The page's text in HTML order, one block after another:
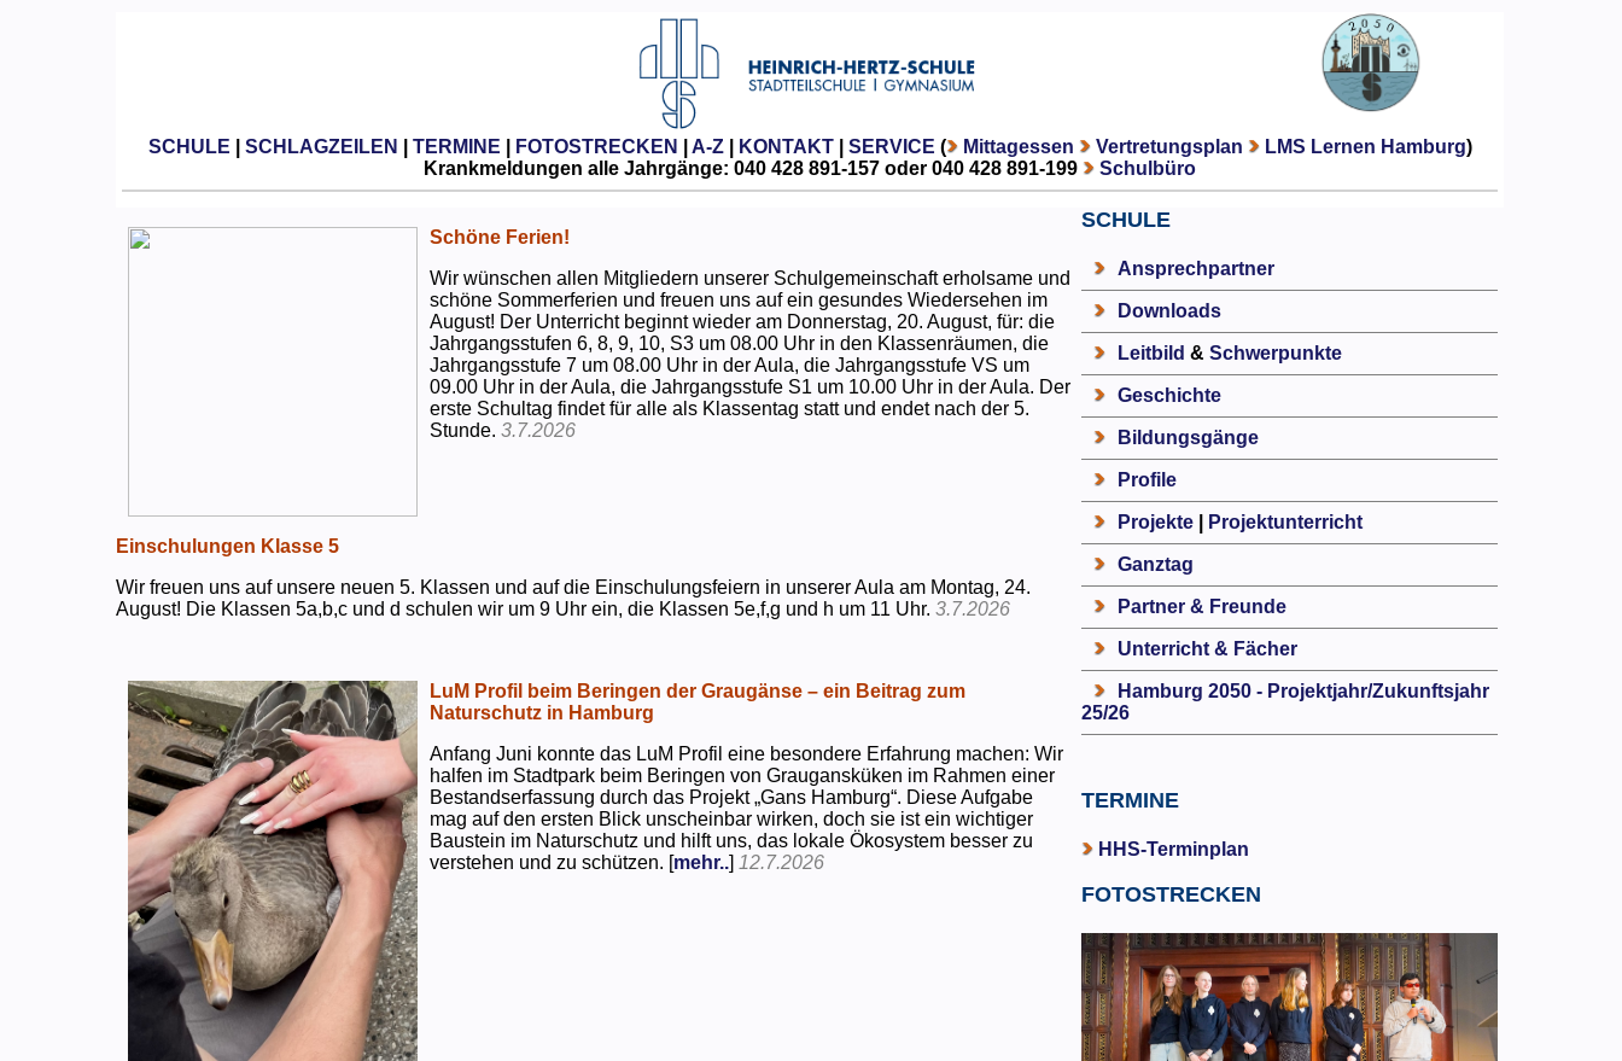
SCHULE SCHLAGZEILEN TERMINE FOTOSTRECKEN A-Z| KONTAKT| SERVICE ( Mittagessen Vertretungsplan LMS Lernen Hamburg)
Krankmeldungen alle Jahrgänge: 040 428 891-157 oder 040 428 891-199
Schulbüro
Schöne Ferien!
Wir wünschen allen Mitgliedern unserer Schulgemeinschaft erholsame und
schöne Sommerferien und freuen uns auf ein gesundes Wiedersehen im
August! Der Unterricht beginnt wieder am Donnerstag, 20. August, für: die
Jahrgangsstufen 6, 8, 9, 10, S3 um 08.00 Uhr in den Klassenräumen, die
Jahrgangsstufe 7 um 08.00 Uhr in der Aula, die Jahrgangsstufe VS um
09.00 Uhr in der Aula, die Jahrgangsstufe S1 um 10.00 Uhr in der Aula. Der
erste Schultag findet für alle als Klassentag statt und endet nach der 5.
Stunde.3.7.2026
Einschulungen Klasse 5
Wir freuen uns auf unsere neuen 5. Klassen und auf die Einschulungsfeiern in unserer Aula am Montag, 24.
August! Die Klassen 5a,b,c und d schulen wir um 9 Uhr ein, die Klassen 5e,f,g und h um 11 Uhr.3.7.2026
LuM Profil beim Beringen der Graugänse – ein Beitrag zum
Naturschutz in Hamburg
Anfang Juni konnte das LuM Profil eine besondere Erfahrung machen: Wir
halfen im Stadtpark beim Beringen von Graugansküken im Rahmen einer
Bestandserfassung durch das Projekt „Gans Hamburg“. Diese Aufgabe
mag auf den ersten Blick unscheinbar wirken, doch sie ist ein wichtiger
Baustein im Naturschutz und hilft uns, das lokale Ökosystem besser zu
verstehen und zu schützen. [mehr..] 12.7.2026
SCHULE
Ansprechpartner
Downloads
Leitbild & Schwerpunkte
Geschichte
Bildungsgänge
Profile
Projekte| Projektunterricht
Ganztag
Partner & Freunde
Unterricht & Fächer
Hamburg 2050 - Projektjahr/Zukunftsjahr
25/26
TERMINE
HHS-Terminplan
FOTOSTRECKEN